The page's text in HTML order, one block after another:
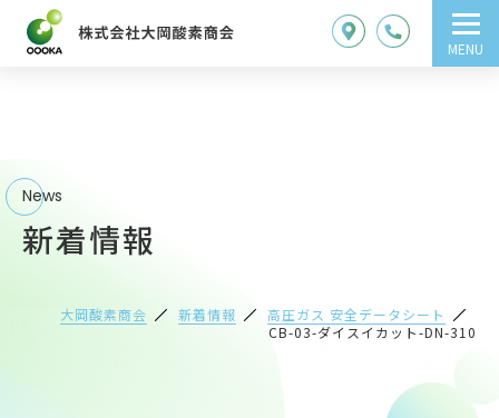
MENU
News
新着情報
大岡酸素商会 新着情報
高圧ガス 安全データシート
CB-03-ダイスイカット-DN-310